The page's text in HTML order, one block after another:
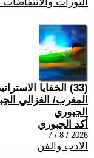
(33) الخفايا
المغرب/ الغزالي
الجبوري
أكد الجبوري
2026 / 8 / 7
الادب والفن